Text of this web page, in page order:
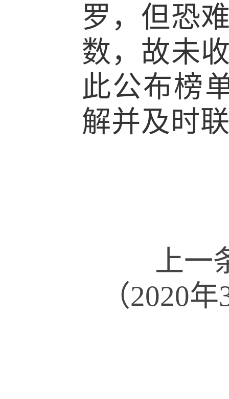
罗，但恐
数，故未
此公布榜
解并及时
上一
（2020